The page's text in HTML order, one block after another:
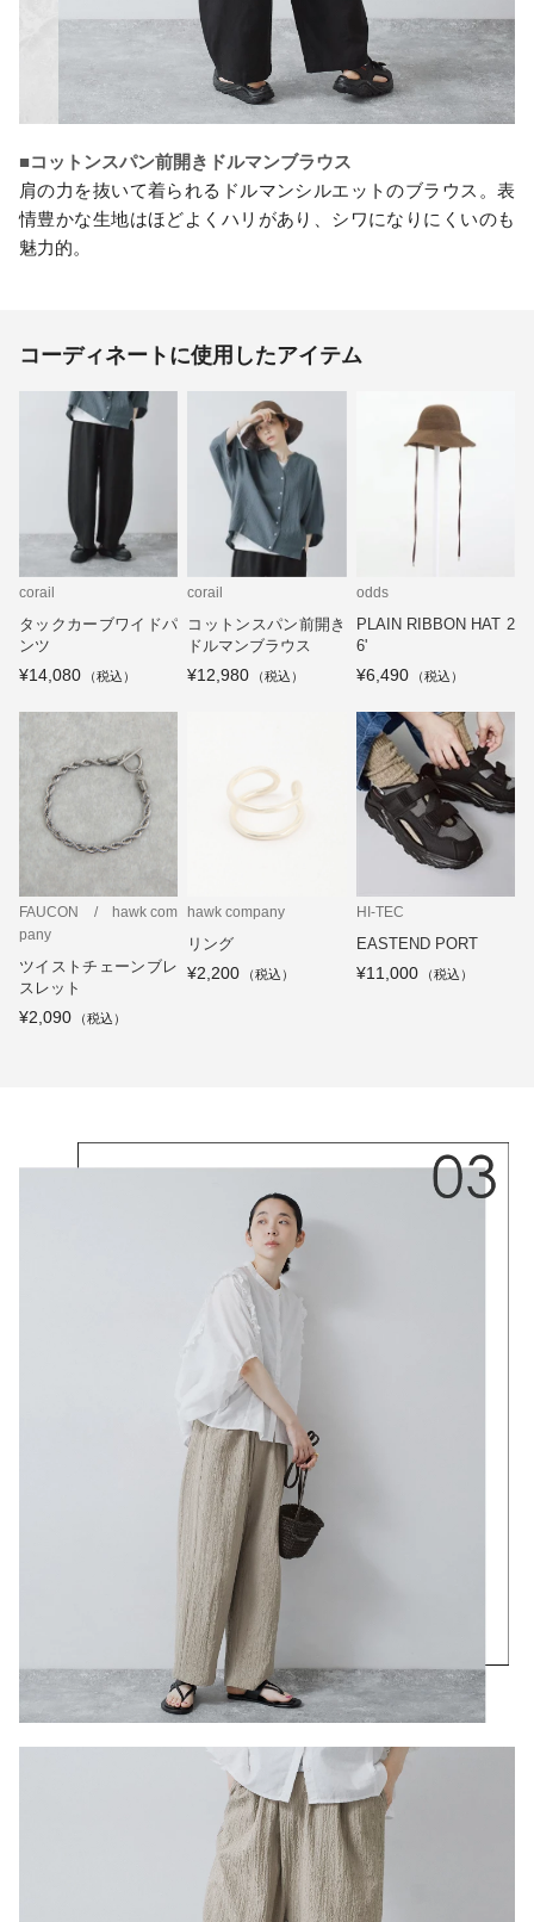
■コットンスパン前開きドルマンブラウス
肩の力を抜いて着られるドルマンシルエットのブラウス。表
情豊かな生地はほどよくハリがあり、シワになりにくいのも
魅力的。
コーディネートに使用したアイテム
corail
タックカーブワイドパ
ンツ
¥14,080
corail
コットンスパン前開き
ドルマンブラウス
¥12,980
odds
PLAIN RIBBON HAT 2
6'
¥6,490
FAUCON / hawk com
pany
ツイストチェーンブレ
スレット
¥2,090
hawk company
リング
¥2,200
HI-TEC
EASTEND PORT
¥11,000